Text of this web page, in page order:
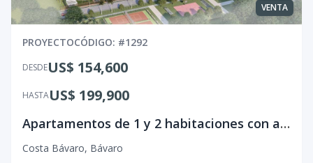
VENTA
PROYECTOCÓDIGO: #1292
DESDEUS$ 154,600
HASTAUS$ 199,900
Apartamentos de 1 y 2 habitaciones con acceso a playa.
Costa Bávaro, Bávaro